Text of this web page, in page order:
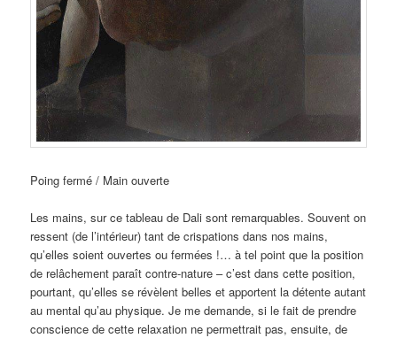
Poing fermé / Main ouverte
Les mains, sur ce tableau de Dali sont remarquables. Souvent on
ressent (de l’intérieur) tant de crispations dans nos mains,
qu’elles soient ouvertes ou fermées !… à tel point que la position
de relâchement paraît contre-nature – c’est dans cette position,
pourtant, qu’elles se révèlent belles et apportent la détente autant
au mental qu’au physique. Je me demande, si le fait de prendre
conscience de cette relaxation ne permettrait pas, ensuite, de